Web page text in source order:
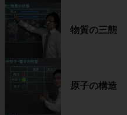
物質の三態
原子の構造